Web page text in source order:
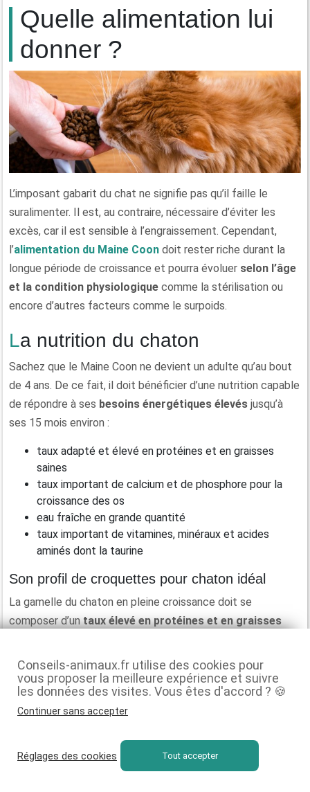
Quelle alimentation lui
donner ?
L’imposant gabarit du chat ne signifie pas qu’il faille le
suralimenter. Il est, au contraire, nécessaire d’éviter les
excès, car il est sensible à l’engraissement. Cependant,
l’alimentation du Maine Coon doit rester riche durant la
longue période de croissance et pourra évoluer selon l’âge
et la condition physiologique comme la stérilisation ou
encore d’autres facteurs comme le surpoids.
La nutrition du chaton
Sachez que le Maine Coon ne devient un adulte qu’au bout
de 4 ans. De ce fait, il doit bénéficier d’une nutrition capable
de répondre à ses besoins énergétiques élevés jusqu’à
ses 15 mois environ :
taux adapté et élevé en protéines et en graisses
saines
taux important de calcium et de phosphore pour la
croissance des os
eau fraîche en grande quantité
taux important de vitamines, minéraux et acides
aminés dont la taurine
Son profil de croquettes pour chaton idéal
La gamelle du chaton en pleine croissance doit se
composer d’untaux élevé en protéines et en graisses
Lescroquettes pour un chaton Maine Coondevront être
riches en viande et poisson hautement proteinés
hautement concentrées en aminés
de taille adaptée à la mâchoire
Conseils-animaux.fr utilise des cookies pour
vous proposer la meilleure expérience et suivre
les données des visites. Vous êtes d'accord ? 🍪
Continuer sans accepter
Réglages des cookies Tout accepter